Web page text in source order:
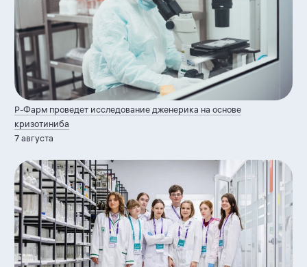
Р-Фармпроведет исследование дженерика на основе
кризотиниба
7 августа